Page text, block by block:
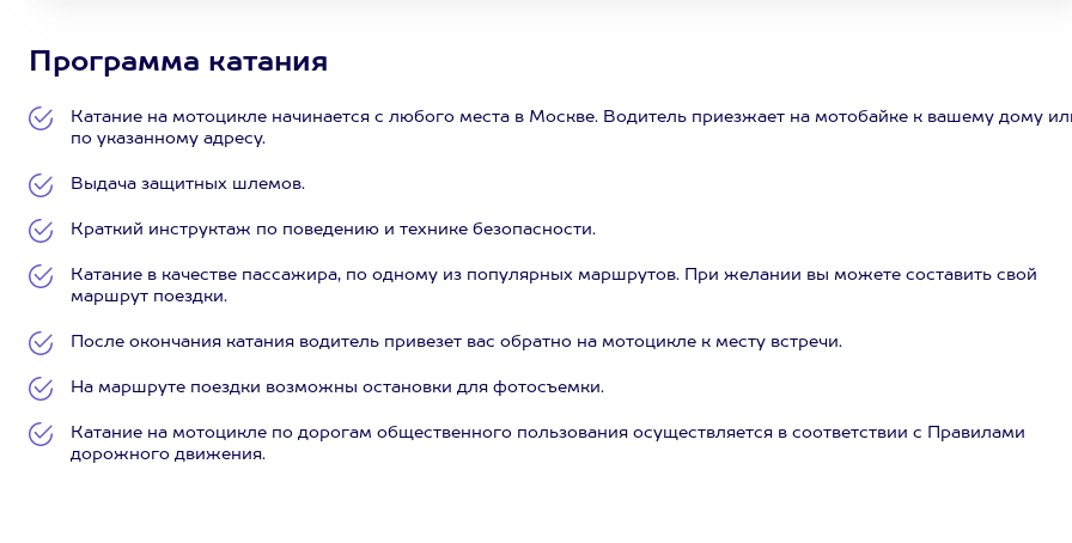
Программа катания
Катание на мотоцикле начинается с любого места в Москве. Водитель приезжает на мотобайке к вашему дому
по указанному адресу.
Выдача защитных шлемов.
Краткий инструктаж по поведению и технике безопасности.
Катание в качестве пассажира, по одному из популярных маршрутов. При желании вы можете составить свой
маршрут поездки.
После окончания катания водитель привезет вас обратно на мотоцикле к месту встречи.
На маршруте поездки возможны остановки для фотосъемки.
Катание на мотоцикле по дорогам общественного пользования осуществляется в соответствии с Правилами
дорожного движения.